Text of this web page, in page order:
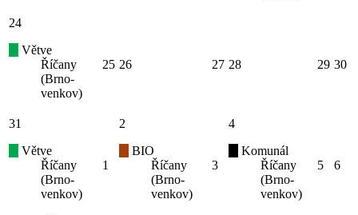
24
Větve
Říčany
(Brno-
venkov)
25 26 27 28 29 30
31
Větve
Říčany
(Brno-
venkov)
1
2
BIO
Říčany
(Brno-
venkov)
3
4
Komunál
Říčany
(Brno-
venkov)
5 6